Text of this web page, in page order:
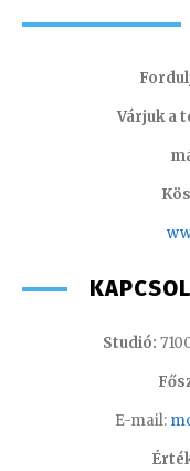
Várjuk a
Studió:
E-mail: